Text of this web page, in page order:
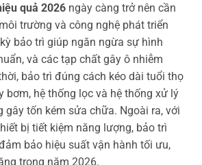
quả 2026 ngày càng trở nên cần
trường và công nghệ phát triển
bảo trì giúp ngăn ngừa sự hình
và các tạp chất gây ô nhiễm
bảo trì đúng cách kéo dài tuổi thọ
bơm, hệ thống lọc và hệ thống xử lý
gây tốn kém sửa chữa. Ngoài ra, với
bị tiết kiệm năng lượng, bảo trì
bảo hiệu suất vận hành tối ưu,
trong năm 2026.